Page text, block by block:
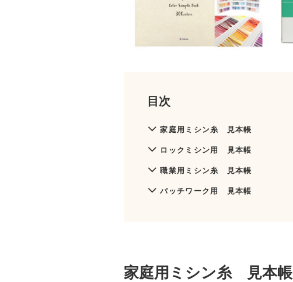
目次
家庭用ミシン糸 見本帳
ロックミシン用 見本帳
職業用ミシン糸 見本帳
パッチワーク用 見本帳
家庭用ミシン糸 見本帳